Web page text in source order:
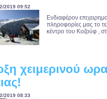
2019 09:52
Ενδιαφέρον
πληροφορίες μας το
κέντρο του Κοζούφ ,
χειμερινού
2019 08:33